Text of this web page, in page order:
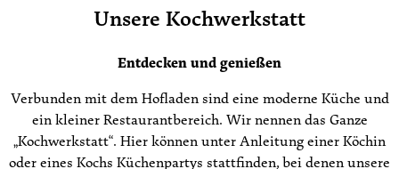
Unsere Kochwerkstatt
Entdecken und genießen
Verbunden mit dem Hofladen sind eine moderne Küche und
ein kleiner Restaurantbereich. Wir nennen das Ganze
„Kochwerkstatt“. Hier können unter Anleitung einer Köchin
oder eines Kochs Küchenpartys stattfinden, bei denen unsere